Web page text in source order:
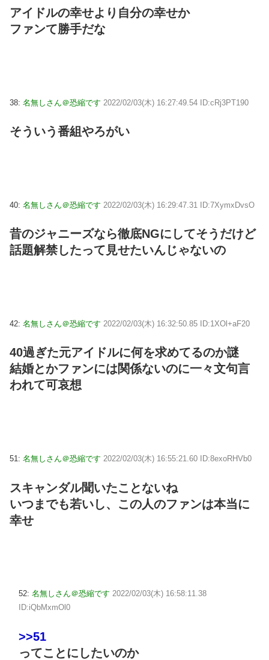
アイドルの幸せより自分の幸せか
ファンて勝手だな
38: 名無しさん＠恐縮です 2022/02/03(木) 16:27:49.54 ID:cRj3PT190
そういう番組やろがい
40: 名無しさん＠恐縮です 2022/02/03(木) 16:29:47.31 ID:7XymxDvsO
昔のジャニーズなら徹底NGにしてそうだけど
話題解禁したって見せたいんじゃないの
42: 名無しさん＠恐縮です 2022/02/03(木) 16:32:50.85 ID:1XOl+aF20
40過ぎた元アイドルに何を求めてるのか謎
結婚とかファンには関係ないのに一々文句言
われて可哀想
51: 名無しさん＠恐縮です 2022/02/03(木) 16:55:21.60 ID:8exoRHVb0
スキャンダル聞いたことないね
いつまでも若いし、この人のファンは本当に
幸せ
52: 名無しさん＠恐縮です 2022/02/03(木) 16:58:11.38
ID:iQbMxmOl0
>>51
ってことにしたいのか